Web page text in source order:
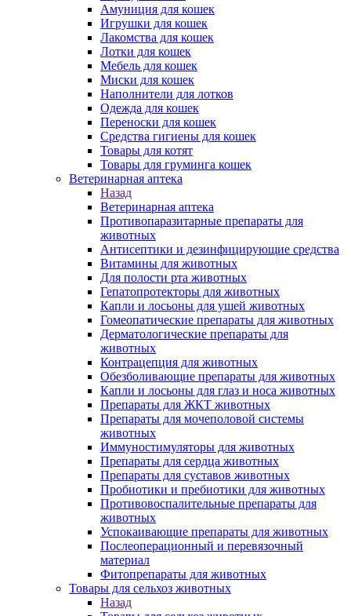
Амуниция для кошек
Игрушки для кошек
Лакомства для кошек
Лотки для кошек
Мебель для кошек
Миски для кошек
Наполнители для лотков
Одежда для кошек
Переноски для кошек
Средства гигиены для кошек
Товары для котят
Товары для груминга кошек
Ветеринарная аптека
Назад
Ветеринарная аптека
Противопаразитарные препараты для
животных
Антисептики и дезинфицирующие средства
Витамины для животных
Для полости рта животных
Гепатопротекторы для животных
Капли и лосьоны для ушей животных
Гомеопатические препараты для животных
Дерматологические препараты для
животных
Контрацепция для животных
Обезболивающие препараты для животных
Капли и лосьоны для глаз и носа животных
Препараты для ЖКТ животных
Препараты для мочеполовой системы
животных
Иммуностимуляторы для животных
Препараты для сердца животных
Препараты для суставов животных
Пробиотики и пребиотики для животных
Противовоспалительные препараты для
животных
Успокаивающие препараты для животных
Послеоперационный и перевязочный
материал
Фитопрепараты для животных
Товары для сельхоз животных
Назад